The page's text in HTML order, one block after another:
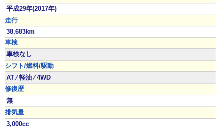
平成29年(2017年)
走行
38,683km
車検
車検なし
シフト/燃料/駆動
AT ⁄ 軽油 ⁄ 4WD
修復歴
無
排気量
3,000cc